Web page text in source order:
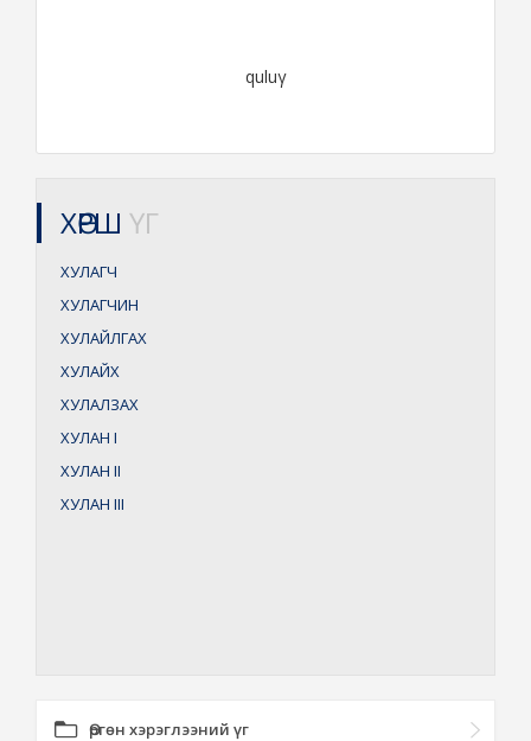
quluγ
ХӨРШ ҮГ
ХУЛАГЧ
ХУЛАГЧИН
ХУЛАЙЛГАХ
ХУЛАЙХ
ХУЛАЛЗАХ
ХУЛАН I
ХУЛАН II
ХУЛАН III
Өргөн хэрэглээний үг